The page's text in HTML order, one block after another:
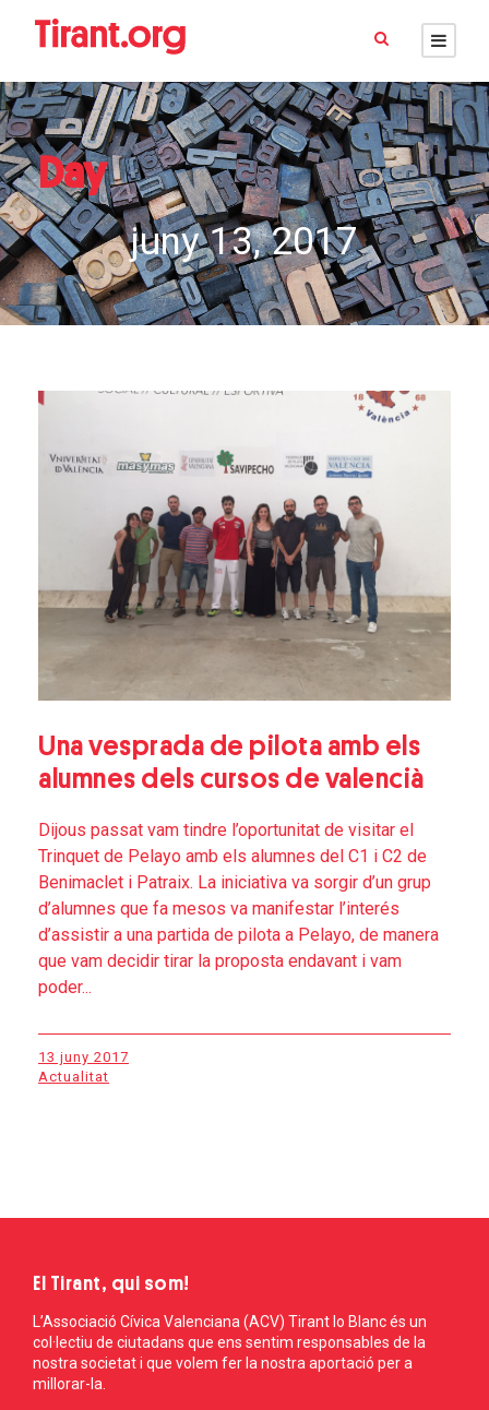
Day
juny 13, 2017
Una vesprada de pilota amb els
alumnes dels cursos de valencià
Dijous passat vam tindre l’oportunitat de visitar el
Trinquet de Pelayo amb els alumnes del C1 i C2 de
Benimaclet i Patraix. La iniciativa va sorgir d’un grup
d’alumnes que fa mesos va manifestar l’interés
d’assistir a una partida de pilota a Pelayo, de manera
que vam decidir tirar la proposta endavant i vam
poder...
13 juny 2017
Actualitat
El Tirant, qui som!
L’Associació Cívica Valenciana (ACV) Tirant lo Blanc és un
col·lectiu de ciutadans que ens sentim responsables de la
nostra societat i que volem fer la nostra aportació per a
millorar-la.